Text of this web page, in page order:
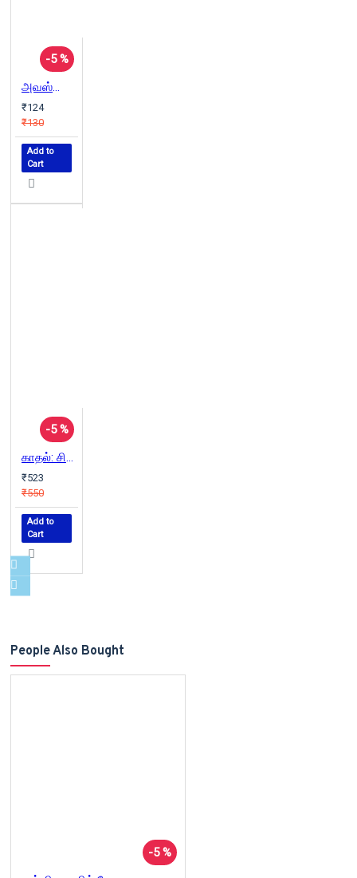
-5 %
அவஸ்தை (சிறுகதைகள்)
₹124
₹130
Add to
Cart
-5 %
காதல்: சிகப்பு காதல்...
₹523
₹550
Add to
Cart
People Also Bought
-5 %